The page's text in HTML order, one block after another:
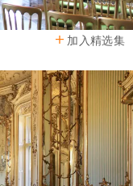
加入精选集